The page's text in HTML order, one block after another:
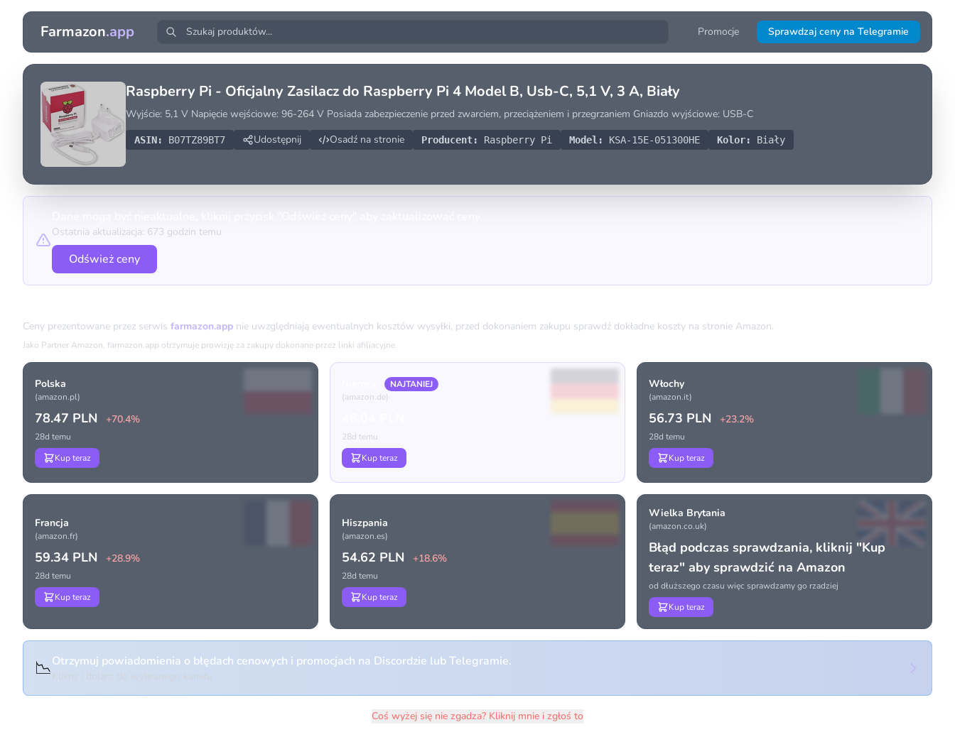
Farmazon.app Promocje Sprawdzaj ceny na Telegramie
Raspberry Pi - Oficjalny Zasilacz do Raspberry Pi 4 Model B, Usb-C, 5,1 V, 3 A, Biały
Wyjście: 5,1 V Napięcie wejściowe: 96-264 V Posiada zabezpieczenie przed zwarciem, przeciążeniem i przegrzaniem Gniazdo wyjściowe: USB-C
ASIN: B07TZ89BT7 Udostępnij Osadź na stronie Producent: Raspberry Pi Model: KSA-15E-051300HE Kolor: Biały
Ostatnia aktualizacja: 673 godzin temu
Odśwież ceny
Ceny prezentowane przez serwis farmazon.app nie uwzględniają ewentualnych kosztów wysyłki, przed dokonaniem zakupu sprawdź dokładne koszty na stronie Amazon.
Jako Partner Amazon, farmazon.app otrzymuje prowizję za zakupy dokonane przez linki afiliacyjne.
Polska
(amazon.pl)
78.47 PLN +70.4%
28d temu
Kup teraz
NAJTANIEJ
(amazon.de)
28d temu
Kup teraz
Włochy
(amazon.it)
56.73 PLN +23.2%
28d temu
Kup teraz
Francja
(amazon.fr)
59.34 PLN +28.9%
28d temu
Kup teraz
Hiszpania
(amazon.es)
54.62 PLN +18.6%
28d temu
Kup teraz
Wielka Brytania
(amazon.co.uk)
Błąd podczas sprawdzania, kliknij "Kup
teraz" aby sprawdzić na Amazon
od dłuższego czasu więc sprawdzamy go rzadziej
Kup teraz
📉Otrzymuj powiadomienia o błędach cenowych i promocjach na Discordzie lub Telegramie.
Coś wyżej się nie zgadza? Kliknij mnie i zgłoś to